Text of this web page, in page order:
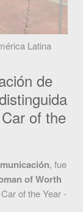
Latina
de
of the
, fue
of Worth
of the Year -